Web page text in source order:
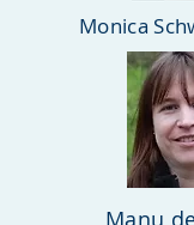
Monica
Manu